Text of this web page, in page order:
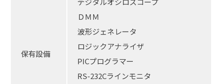
保有設備
ＤＭＭ
波形ジェネレータ
ロジックアナライザ
PICプログラマー
RS-232Cラインモニタ